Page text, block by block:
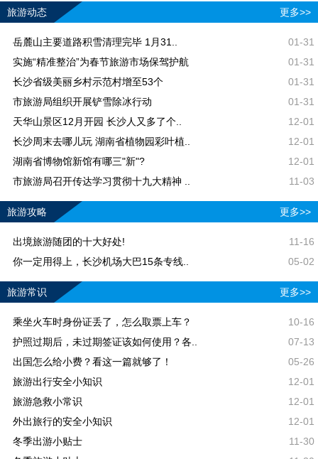
旅游动态 更多>>
岳麓山主要道路积雪清理完毕 1月31..
01-31
实施“精准整治”为春节旅游市场保驾护航
01-31
长沙省级美丽乡村示范村增至53个
01-31
市旅游局组织开展铲雪除冰行动
01-31
天华山景区12月开园 长沙人又多了个..
12-01
长沙周末去哪儿玩 湖南省植物园彩叶植..
12-01
湖南省博物馆新馆有哪三"新"?
12-01
市旅游局召开传达学习贯彻十九大精神 ..
11-03
旅游攻略 更多>>
出境旅游随团的十大好处!
11-16
你一定用得上，长沙机场大巴15条专线..
05-02
旅游常识 更多>>
乘坐火车时身份证丢了，怎么取票上车？
10-16
护照过期后，未过期签证该如何使用？各..
07-13
出国怎么给小费？看这一篇就够了！
05-26
旅游出行安全小知识
12-01
旅游急救小常识
12-01
外出旅行的安全小知识
12-01
冬季出游小贴士
11-30